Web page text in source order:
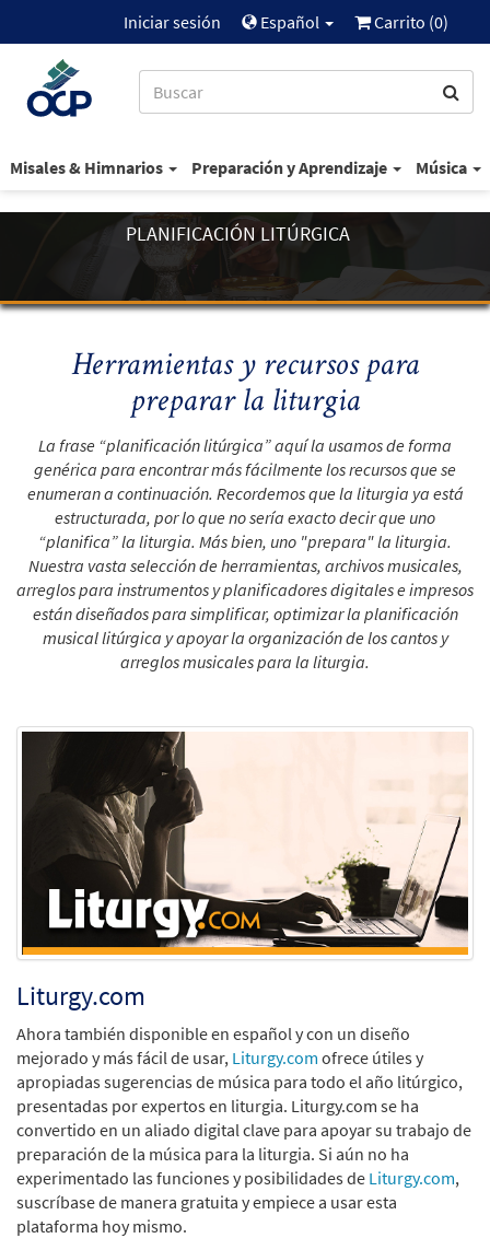
Iniciar sesión Español Carrito (0)
Misales & Himnarios Preparación y Aprendizaje Música
PLANIFICACIÓN LITÚRGICA
Herramientas y recursos para
preparar la liturgia
La frase “planificación litúrgica” aquí la usamos de forma
genérica para encontrar más fácilmente los recursos que se
enumeran a continuación. Recordemos que la liturgia ya está
estructurada, por lo que no sería exacto decir que uno
“planifica” la liturgia. Más bien, uno "prepara" la liturgia.
Nuestra vasta selección de herramientas, archivos musicales,
arreglos para instrumentos y planificadores digitales e impresos
están diseñados para simplificar, optimizar la planificación
musical litúrgica y apoyar la organización de los cantos y
arreglos musicales para la liturgia.
Liturgy.com
Ahora también disponible en español y con un diseño
mejorado y más fácil de usar, Liturgy.com ofrece útiles y
apropiadas sugerencias de música para todo el año litúrgico,
presentadas por expertos en liturgia. Liturgy.com se ha
convertido en un aliado digital clave para apoyar su trabajo de
preparación de la música para la liturgia. Si aún no ha
experimentado las funciones y posibilidades de Liturgy.com,
suscríbase de manera gratuita y empiece a usar esta
plataforma hoy mismo.